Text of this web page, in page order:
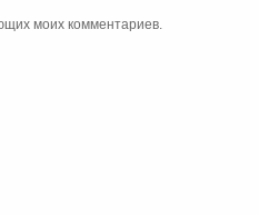
моих комментариев.